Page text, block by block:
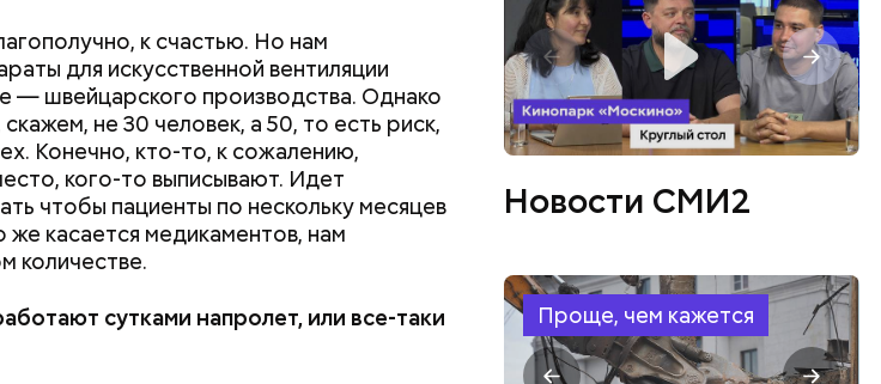
к счастью. Но нам
для искусственной вентиляции
— швейцарского производства. Однако
не 30 человек, а 50, то есть риск,
Конечно, кто-то, к сожалению,
кого-то выписывают. Идет
чтобы пациенты по нескольку месяцев
касается медикаментов, нам
количестве.
сутками напролет, или все-таки
«Кто Николая любит, кто Николаю
всякий час помогает».
Новости СМИ2
Проще, чем кажется